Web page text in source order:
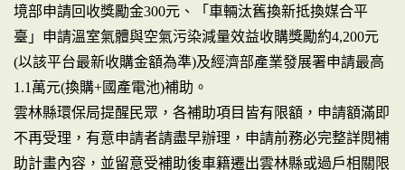
境部申請回收獎勵金300元、「車輛汰舊換新抵換媒合平
臺」申請溫室氣體與空氣污染減量效益收購獎勵約4,200元
(以該平台最新收購金額為準)及經濟部產業發展署申請最高
1.1萬元(換購+國產電池)補助。
雲林縣環保局提醒民眾，各補助項目皆有限額，申請額滿即
不再受理，有意申請者請盡早辦理，申請前務必完整詳閱補
助計畫內容，並留意受補助後車籍遷出雲林縣或過戶相關限